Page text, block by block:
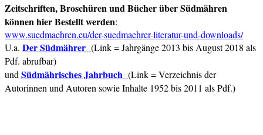
Zeitschriften, Broschüren und Bücher über Südmähren
können hier Bestellt werden:
www.suedmaehren.eu/der-suedmaehrer-literatur-und-downloads/
U.a. Der Südmährer (Link = Jahrgänge 2013 bis August 2018 als
Pdf. abrufbar)
und Südmährisches Jahrbuch (Link = Verzeichnis der
Autorinnen und Autoren sowie Inhalte 1952 bis 2011 als Pdf.)